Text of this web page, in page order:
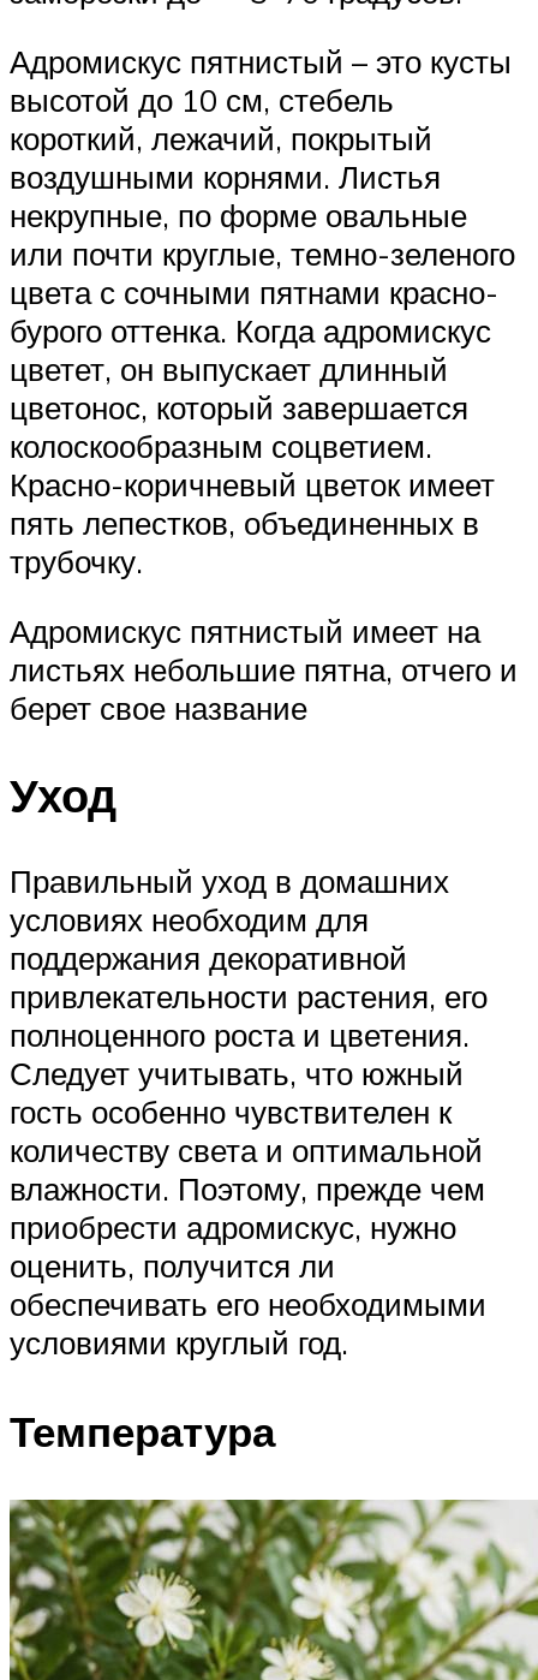
Адромискус пятнистый – это кусты
высотой до 10 см, стебель
короткий, лежачий, покрытый
воздушными корнями. Листья
некрупные, по форме овальные
или почти круглые, темно-зеленого
цвета с сочными пятнами красно-
бурого оттенка. Когда адромискус
цветет, он выпускает длинный
цветонос, который завершается
колоскообразным соцветием.
Красно-коричневый цветок имеет
пять лепестков, объединенных в
трубочку.
Адромискус пятнистый имеет на
листьях небольшие пятна, отчего и
берет свое название
Уход
Правильный уход в домашних
условиях необходим для
поддержания декоративной
привлекательности растения, его
полноценного роста и цветения.
Следует учитывать, что южный
гость особенно чувствителен к
количеству света и оптимальной
влажности. Поэтому, прежде чем
приобрести адромискус, нужно
оценить, получится ли
обеспечивать его необходимыми
условиями круглый год.
Температура